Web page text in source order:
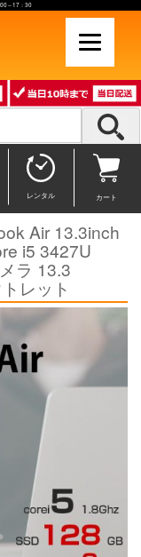
～17：30
レンタル カート
Air 13.3inch
i5 3427U
ラ 13.3
レット